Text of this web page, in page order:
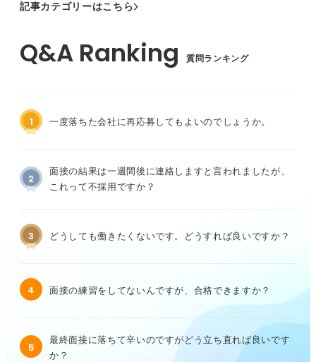
記事カテゴリーはこちら
質問ランキング
1 一度落ちた会社に再応募してもよいのでしょうか。
2
面接の結果は一週間後に連絡しますと言われましたが、
これって不採用ですか？
3 どうしても働きたくないです。どうすれば良いですか？
4 面接の練習をしてないんですが、合格できますか？
5
最終面接に落ちて辛いのですがどう立ち直れば良いです
か？